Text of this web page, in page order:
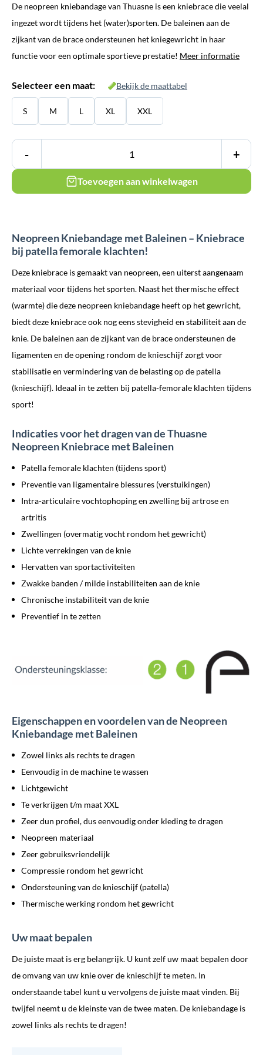
was:
€ 49,95.
is:
€ 39,95.
De neopreen kniebandage van Thuasne is een kniebrace die veelal
ingezet wordt tijdens het (water)sporten. De baleinen aan de
zijkant van de brace ondersteunen het kniegewricht in haar
functie voor een optimale sportieve prestatie! Meer informatie
Selecteer een maat: Bekijk de maattabel
S M L XL XXL
- +
Toevoegen aan winkelwagen
Neopreen Kniebandage met Baleinen – Kniebrace
bij patella femorale klachten!
Deze kniebrace is gemaakt van neopreen, een uiterst aangenaam
materiaal voor tijdens het sporten. Naast het thermische effect
(warmte) die deze neopreen kniebandage heeft op het gewricht,
biedt deze kniebrace ook nog eens stevigheid en stabiliteit aan de
knie. De baleinen aan de zijkant van de brace ondersteunen de
ligamenten en de opening rondom de knieschijf zorgt voor
stabilisatie en vermindering van de belasting op de patella
(knieschijf). Ideaal in te zetten bij patella-femorale klachten tijdens
sport!
Indicaties voor het dragen van de Thuasne
Neopreen Kniebrace met Baleinen
Patella femorale klachten (tijdens sport)
Preventie van ligamentaire blessures (verstuikingen)
Intra-articulaire vochtophoping en zwelling bij artrose en
artritis
Zwellingen (overmatig vocht rondom het gewricht)
Lichte verrekingen van de knie
Hervatten van sportactiviteiten
Zwakke banden / milde instabiliteiten aan de knie
Chronische instabiliteit van de knie
Preventief in te zetten
Eigenschappen en voordelen van de Neopreen
Kniebandage met Baleinen
Zowel links als rechts te dragen
Eenvoudig in de machine te wassen
Lichtgewicht
Te verkrijgen t/m maat XXL
Zeer dun profiel, dus eenvoudig onder kleding te dragen
Neopreen materiaal
Zeer gebruiksvriendelijk
Compressie rondom het gewricht
Ondersteuning van de knieschijf (patella)
Thermische werking rondom het gewricht
Uw maat bepalen
De juiste maat is erg belangrijk. U kunt zelf uw maat bepalen door
de omvang van uw knie over de knieschijf te meten. In
onderstaande tabel kunt u vervolgens de juiste maat vinden. Bij
twijfel neemt u de kleinste van de twee maten. De kniebandage is
zowel links als rechts te dragen!